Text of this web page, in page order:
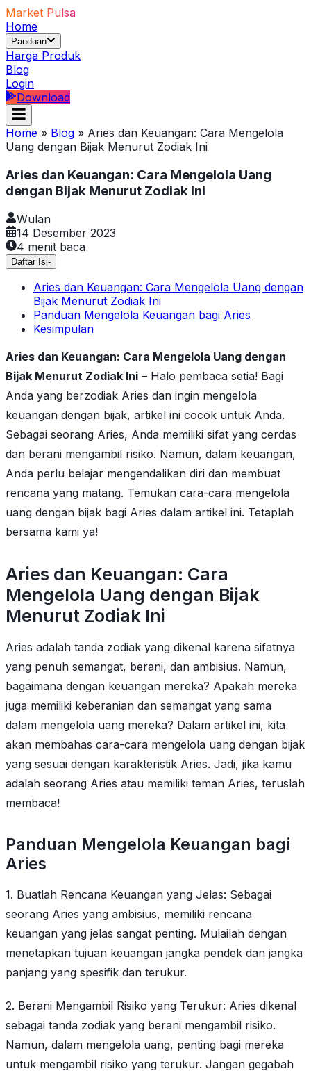
Market Pulsa
Home
Panduan
Harga Produk
Blog
Login
Download
Home » Blog » Aries dan Keuangan: Cara Mengelola
Uang dengan Bijak Menurut Zodiak Ini
Aries dan Keuangan: Cara Mengelola Uang
dengan Bijak Menurut Zodiak Ini
Wulan
14 Desember 2023
4 menit baca
Daftar Isi-
Aries dan Keuangan: Cara Mengelola Uang dengan
Bijak Menurut Zodiak Ini
Panduan Mengelola Keuangan bagi Aries
Kesimpulan
Aries dan Keuangan: Cara Mengelola Uang dengan
Bijak Menurut Zodiak Ini – Halo pembaca setia! Bagi
Anda yang berzodiak Aries dan ingin mengelola
keuangan dengan bijak, artikel ini cocok untuk Anda.
Sebagai seorang Aries, Anda memiliki sifat yang cerdas
dan berani mengambil risiko. Namun, dalam keuangan,
Anda perlu belajar mengendalikan diri dan membuat
rencana yang matang. Temukan cara-cara mengelola
uang dengan bijak bagi Aries dalam artikel ini. Tetaplah
bersama kami ya!
Aries dan Keuangan: Cara
Mengelola Uang dengan Bijak
Menurut Zodiak Ini
Aries adalah tanda zodiak yang dikenal karena sifatnya
yang penuh semangat, berani, dan ambisius. Namun,
bagaimana dengan keuangan mereka? Apakah mereka
juga memiliki keberanian dan semangat yang sama
dalam mengelola uang mereka? Dalam artikel ini, kita
akan membahas cara-cara mengelola uang dengan bijak
yang sesuai dengan karakteristik Aries. Jadi, jika kamu
adalah seorang Aries atau memiliki teman Aries, teruslah
membaca!
Panduan Mengelola Keuangan bagi
Aries
1. Buatlah Rencana Keuangan yang Jelas: Sebagai
seorang Aries yang ambisius, memiliki rencana
keuangan yang jelas sangat penting. Mulailah dengan
menetapkan tujuan keuangan jangka pendek dan jangka
panjang yang spesifik dan terukur.
2. Berani Mengambil Risiko yang Terukur: Aries dikenal
sebagai tanda zodiak yang berani mengambil risiko.
Namun, dalam mengelola uang, penting bagi mereka
untuk mengambil risiko yang terukur. Jangan gegabah